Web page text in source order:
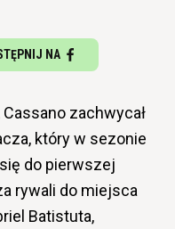
NA
zachwycał
który w sezonie
do pierwszej
rywali do miejsca
Batistuta,